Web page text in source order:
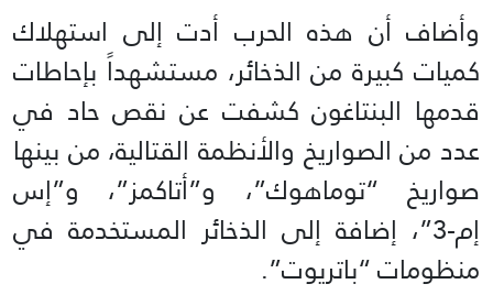
وأضاف أن هذه الحرب أدت إلى استهلاك
كميات كبيرة من الذخائر، مستشهداً بإحاطات
قدمها البنتاغون كشفت عن نقص حاد في
عدد من الصواريخ والأنظمة القتالية، من بينها
صواريخ “توماهوك”، و”أتاكمز”، و”إس
إم-3”، إضافة إلى الذخائر المستخدمة في
منظومات “باتريوت”.